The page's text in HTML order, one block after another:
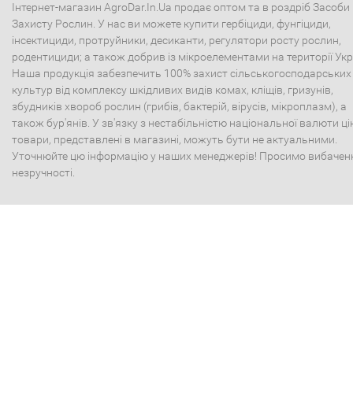
Інтернет-магазин AgroDar.In.Ua продає оптом та в роздріб Засоби
Захисту Рослин. У нас ви можете купити гербіциди, фунгіциди,
інсектициди, протруйники, десиканти, регулятори росту рослин,
родентициди; а також добрив із мікроелементами на території
Наша продукція забезпечить 100% захист сільськогосподарських
культур від комплексу шкідливих видів комах, кліщів, гризунів,
збудників хвороб рослин (грибів, бактерій, вірусів, мікроплазм), а
також бур'янів. У зв'язку з нестабільністю національної валюти
товари, представлені в магазині, можуть бути не актуальними.
Уточнюйте цю інформацію у наших менеджерів! Просимо
незручності.